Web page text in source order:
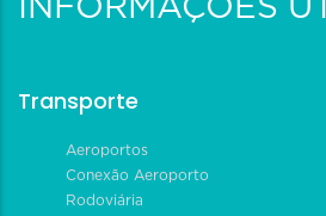
INFORMAÇÕES
Transporte
Aeroportos
Conexão Aeroporto
Rodoviária